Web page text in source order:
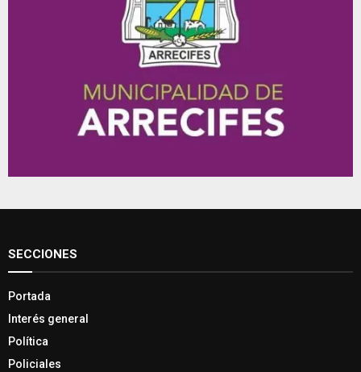
SECCIONES
Portada
Interés general
Política
Policiales